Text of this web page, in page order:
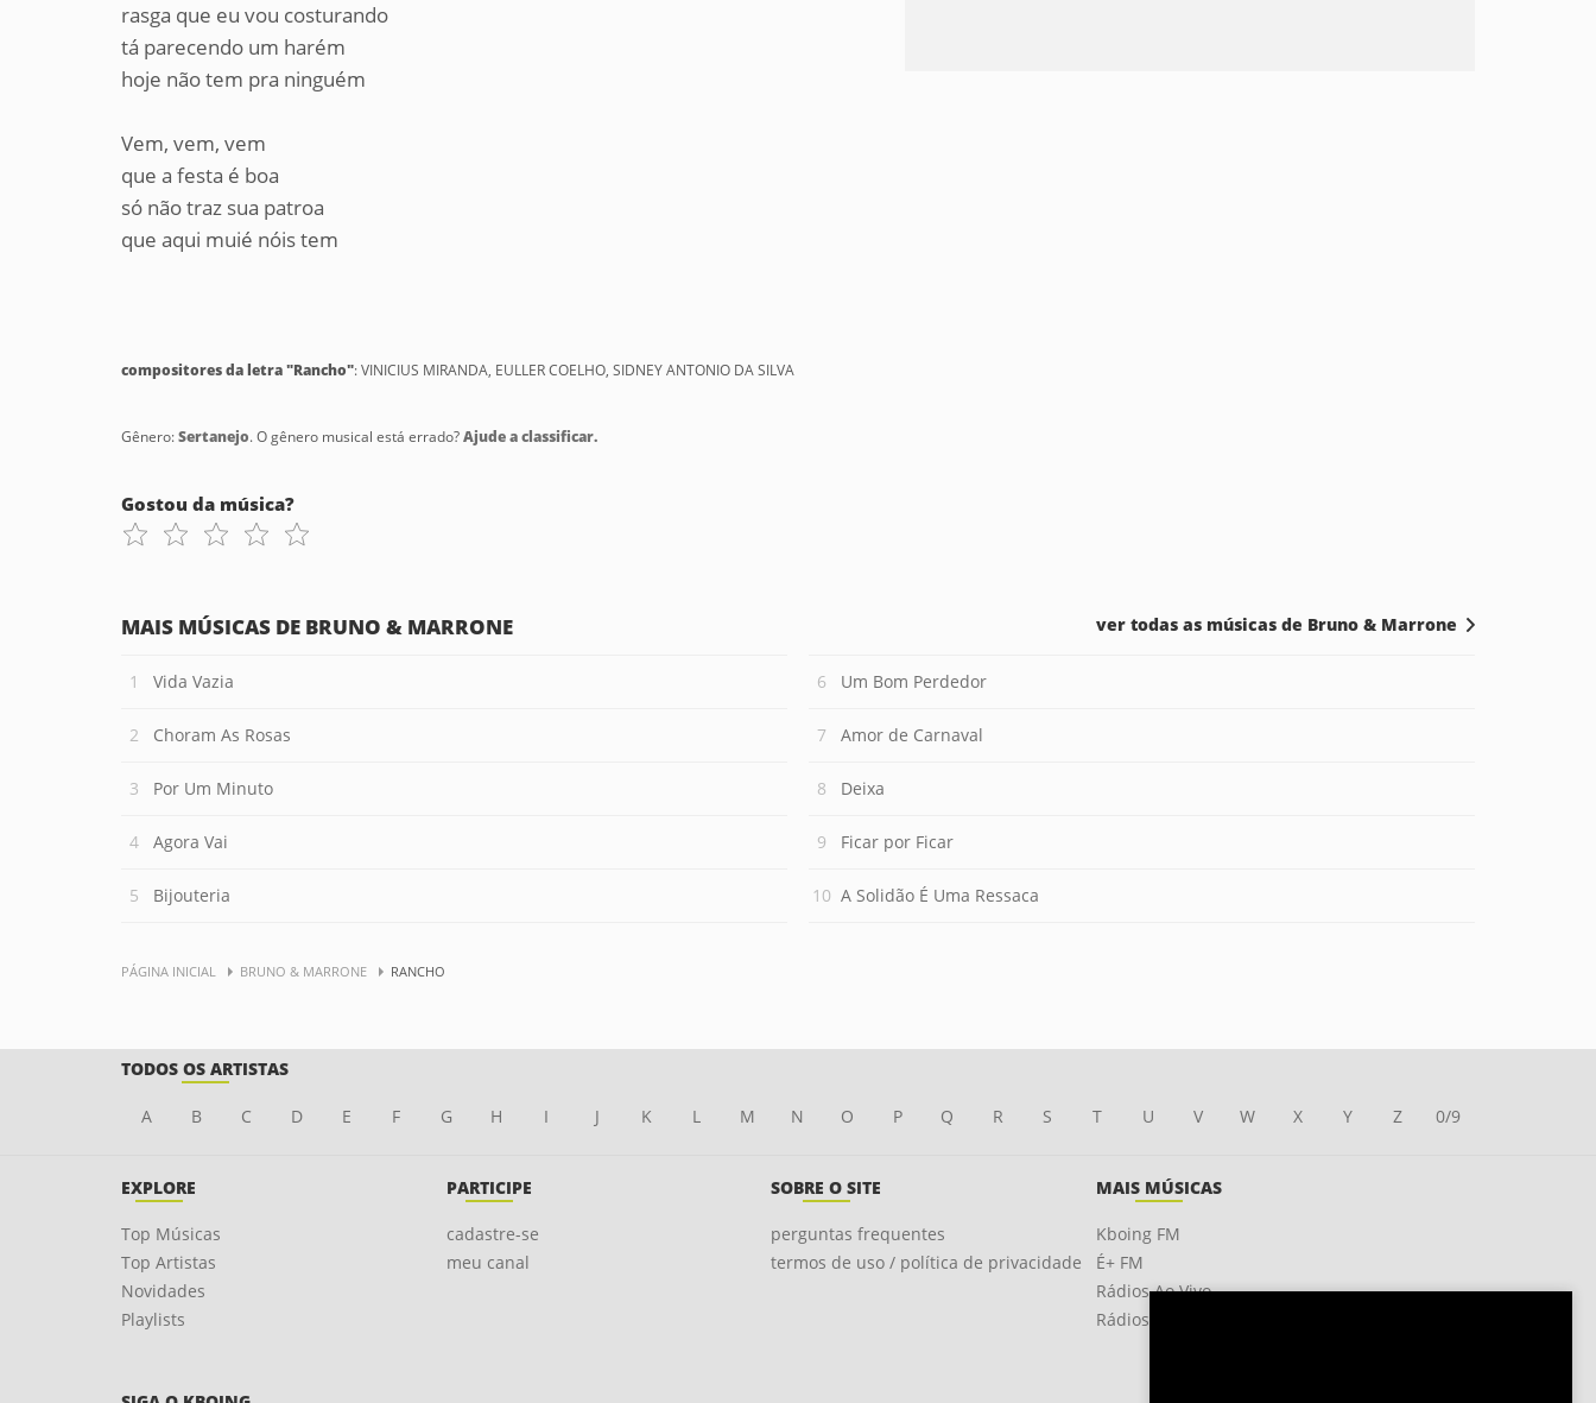
rasga que eu vou costurando
tá parecendo um harém
hoje não tem pra ninguém
Vem, vem, vem
que a festa é boa
só não traz sua patroa
que aqui muié nóis tem
compositores da letra "Rancho": VINICIUS MIRANDA, EULLER COELHO, SIDNEY ANTONIO DA SILVA
Gênero:Sertanejo. O gênero musical está errado?Ajude a classificar.
Gostou da música?
MAIS MÚSICAS DE BRUNO & MARRONE
Vida Vazia
Choram As Rosas
Por Um Minuto
Agora Vai
Bijouteria
Um Bom Perdedor
Amor de Carnaval
Deixa
Ficar por Ficar
A Solidão É Uma Ressaca
ver todas as músicas de Bruno & Marrone
PÁGINA INICIAL BRUNO & MARRONE RANCHO
TODOS OS ARTISTAS
A B C D E F G H I J K L M N O P Q R S T U V W X Y Z 0/9
EXPLORE
Top Músicas
Top Artistas
Novidades
Playlists
PARTICIPE
cadastre-se
meu canal
SOBRE O SITE
perguntas frequentes
termos de uso / política de privacidade
MAIS MÚSICAS
Kboing FM
É+ FM
Rádios Ao Vivo
Rádios OnLine